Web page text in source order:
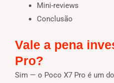
Mini-reviews
Conclusão
Vale a pena
Pro?
Sim — o Poco X7 Pro é um